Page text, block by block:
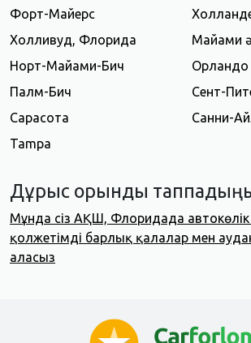
Форт-Майерс
Холливуд, Флорида
Майами
Норт-Майами-Бич
Орландо
Палм-Бич
Сент-
Сарасота
Санни-
Tampa
Дұрыс орынды
Мұнда сіз АҚШ, Флоридада
қолжетімді барлық қалалар мен
аласыз